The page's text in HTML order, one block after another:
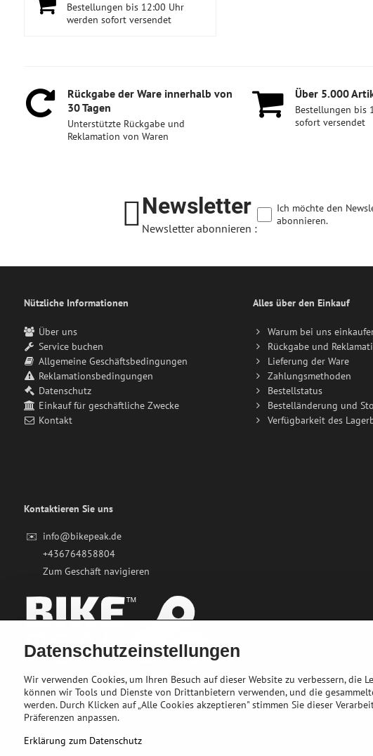
Bestellungen bis 12:00 Uhr
werden sofort versendet
Rückgabe der Ware innerhalb von
30 Tagen
Unterstützte Rückgabe und
Reklamation von Waren
Über 5​.000
Bestellungen bis
sofort versendet
Newsletter
Newsletter abonnieren :
Ich möchte den
abonnieren.
Nützliche Informationen
Über uns
Service buchen
Allgemeine Geschäftsbedingungen
Reklamationsbedingungen
Datenschutz
Einkauf für geschäftliche Zwecke
Kontakt
Alles über den Einkauf
Warum bei uns
Rückgabe und
Lieferung der Ware
Zahlungsmethoden
Bestellstatus
Bestelländerung und
Verfügbarkeit des
Kontaktieren Sie uns
✉️ info@bikepeak.de
+436764858804
Zum Geschäft navigieren
Datenschutzeinstellungen
Wir verwenden Cookies, um Ihren Besuch auf dieser Website zu verbessern,
können wir Tools und Dienste von Drittanbietern verwenden, und die
werden. Durch Klicken auf „Alle Cookies akzeptieren" stimmen Sie dieser
Präferenzen anpassen.
Erklärung zum Datenschutz